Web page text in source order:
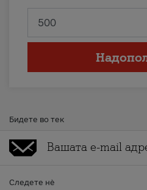
Бидете во тек
Следете нè